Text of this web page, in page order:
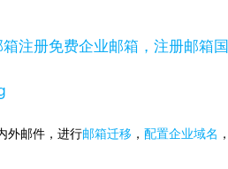
注册免费企业邮箱，注册邮箱
外邮件，进行邮箱迁移 ，配置企业域名